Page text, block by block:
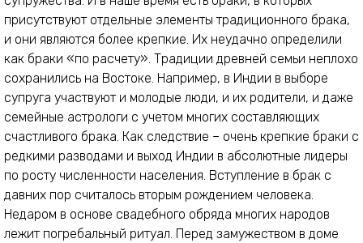
присутствуют отдельные элементы традиционного брака,
и они являются более крепкие. Их неудачно определили
как браки «по расчету». Традиции древней семьи неплохо
сохранились на Востоке. Например, в Индии в выборе
супруга участвуют и молодые люди, и их родители, и даже
семейные астрологи с учетом многих составляющих
счастливого брака. Как следствие – очень крепкие браки с
редкими разводами и выход Индии в абсолютные лидеры
по росту численности населения. Вступление в брак с
давних пор считалось вторым рождением человека.
Недаром в основе свадебного обряда многих народов
лежит погребальный ритуал. Перед замужеством в доме